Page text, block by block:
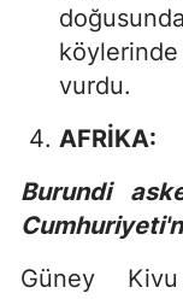
vurdu.
AFRİKA:
Burundi
Güney